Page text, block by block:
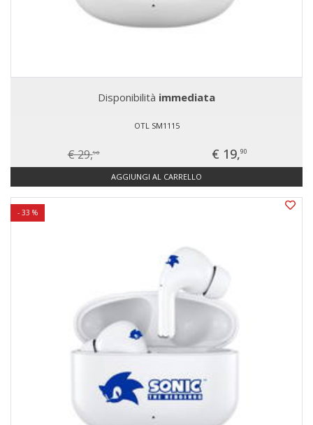
Disponibilità immediata
OTL SM1115
€ 29,90 € 19,90
AGGIUNGI AL CARRELLO
- 33 %